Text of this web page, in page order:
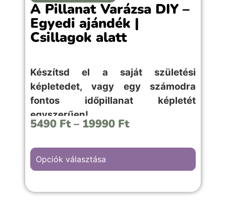
A Pillanat Varázsa DIY –
Egyedi ajándék |
Csillagok alatt
Készítsd el a saját születési
képletedet, vagy egy számodra
fontos időpillanat képletét
egyszerűen!
A “Csillagos égbolt” hátterű kép
évfordulós vagy romantikus emlékekkel
5490 Ft – 19990 Ft
Opciók választása